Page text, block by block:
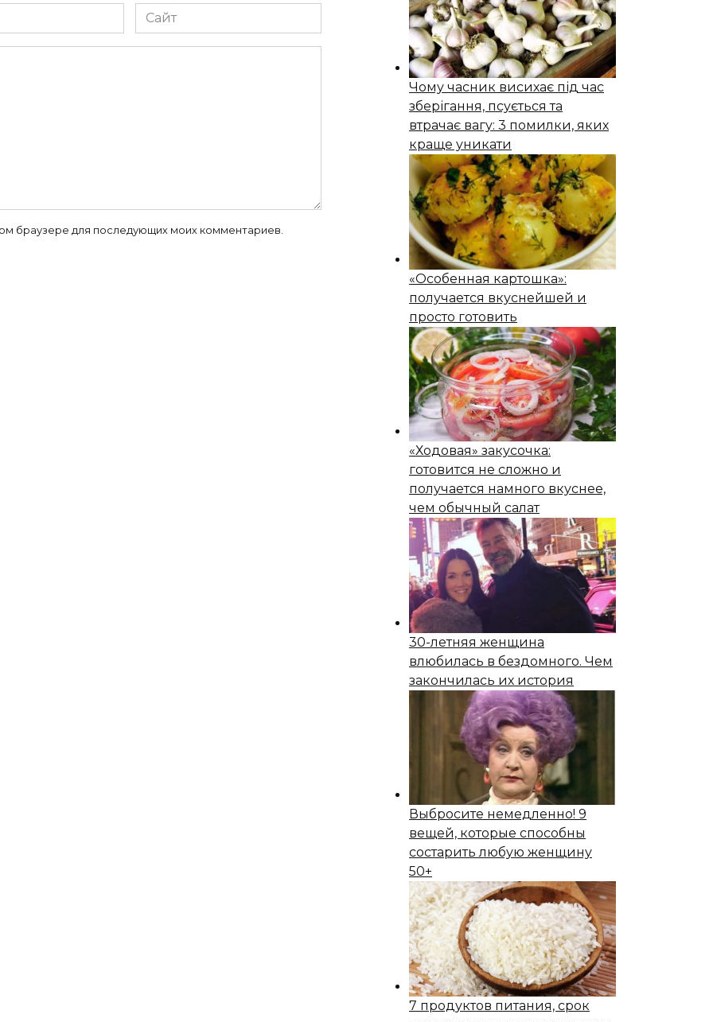
Сайт
браузере для последующих моих комментариев.
Чому часник висихає під час
зберігання, псується та
втрачає вагу: 3 помилки, яких
краще уникати
«Особенная картошка»:
получается вкуснейшей и
просто готовить
«Ходовая» закусочка:
готовится не сложно и
получается намного вкуснее,
чем обычный салат
30-летняя женщина
влюбилась в бездомного. Чем
закончилась их история
Выбросите немедленно! 9
вещей, которые способны
состapить любую женщину
50+
7 продуктов питания, срок